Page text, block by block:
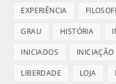
EXPERIÊNCIA
GRAU HISTÓRIA
INICIADOS INICIAÇÃO
LIBERDADE LOJA